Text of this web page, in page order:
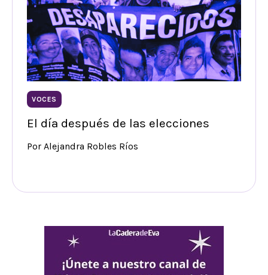
VOCES
El día después de las elecciones
Por Alejandra Robles Ríos